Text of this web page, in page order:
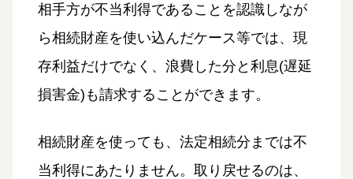
相手方が不当利得であることを認識しなが
ら相続財産を使い込んだケース等では、現
存利益だけでなく、浪費した分と利息(遅延
損害金)も請求することができます。
相続財産を使っても、法定相続分までは不
当利得にあたりません。取り戻せるのは、